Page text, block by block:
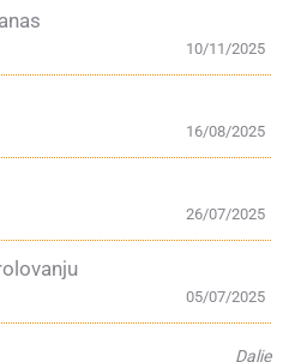
10/11/2025
16/08/2025
26/07/2025
05/07/2025
Dalje